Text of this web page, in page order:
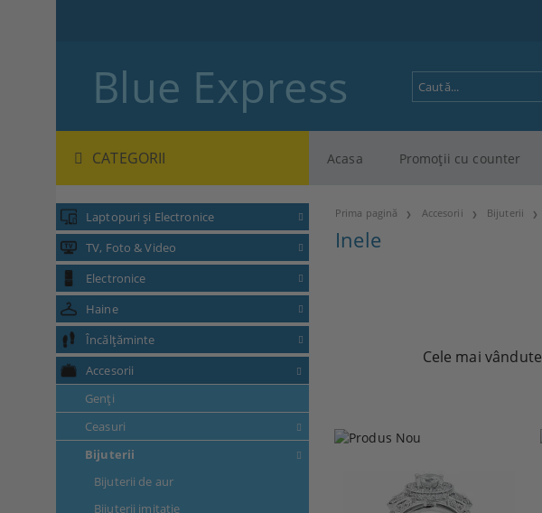
Blue Express
CATEGORII Acasa Promoţii cu counter
Laptopuri și Electronice
TV, Foto & Video
Electronice
Haine
Încălțăminte
Accesorii
Genți
Ceasuri
Bijuterii
Bijuterii de aur
Bijuterii imitație
Prima pagină Accesorii Bijuterii
Inele
Cele mai vândute